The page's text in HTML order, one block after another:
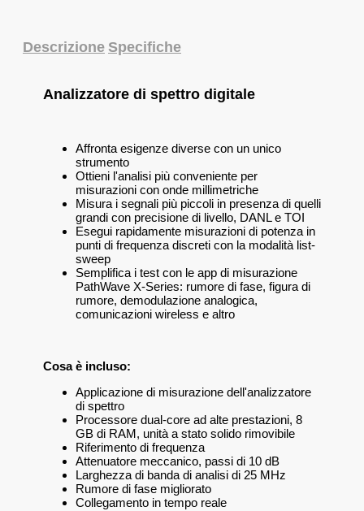
Descrizione Specifiche
Analizzatore di spettro digitale
Affronta esigenze diverse con un unico
strumento
Ottieni l'analisi più conveniente per
misurazioni con onde millimetriche
Misura i segnali più piccoli in presenza di quelli
grandi con precisione di livello, DANL e TOI
Esegui rapidamente misurazioni di potenza in
punti di frequenza discreti con la modalità list-
sweep
Semplifica i test con le app di misurazione
PathWave X-Series: rumore di fase, figura di
rumore, demodulazione analogica,
comunicazioni wireless e altro
Cosa è incluso:
Applicazione di misurazione dell'analizzatore
di spettro
Processore dual-core ad alte prestazioni, 8
GB di RAM, unità a stato solido rimovibile
Riferimento di frequenza
Attenuatore meccanico, passi di 10 dB
Larghezza di banda di analisi di 25 MHz
Rumore di fase migliorato
Collegamento in tempo reale